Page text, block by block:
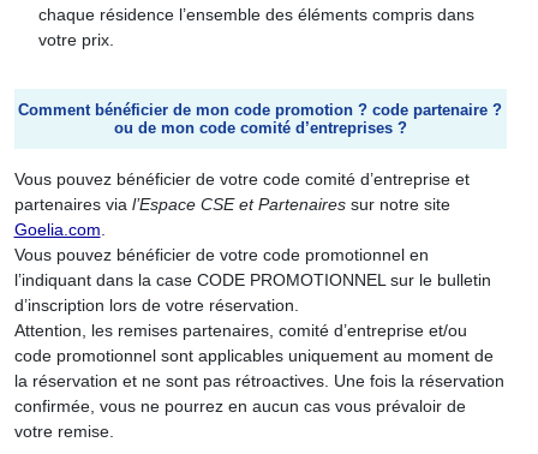
chaque résidence l’ensemble des éléments compris dans
votre prix.
Comment bénéficier de mon code promotion ? code partenaire ?
ou de mon code comité d’entreprises ?
Vous pouvez bénéficier de votre code comité d’entreprise et
partenaires via l’Espace CSE et Partenairessur notre site
Goelia.com
Vous pouvez bénéficier de votre code promotionnel en
l’indiquant dans la case CODE PROMOTIONNEL sur le bulletin
d’inscription lors de votre réservation.
Attention, les remises partenaires, comité d’entreprise et/ou
code promotionnel sont applicables uniquement au moment de
la réservation et ne sont pas rétroactives. Une fois la réservation
confirmée, vous ne pourrez en aucun cas vous prévaloir de
votre remise.